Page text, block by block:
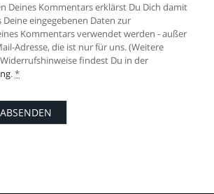
Deines Kommentars erklärst Du Dich damit
eingegebenen Daten zur
Kommentars verwendet werden - außer
Adresse, die ist nur für uns. (Weitere
findest Du in der
.*